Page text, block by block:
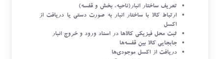
تعریف ساختار انبار(ناحیه، بخش و قفسه)
ارتباط کالا با ساختار انبار به صورت دستی یا دریافت از
اکسل
ثبت محل فیزیکی کالاها در اسناد ورود و خروج انبار
جابجایی کالا بین قفسه‌ها
دریافت از اکسل موجودی‌ها